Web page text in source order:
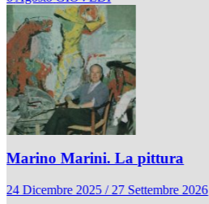
Marino Marini. La pittura
24 Dicembre 2025 / 27 Settembre 2026